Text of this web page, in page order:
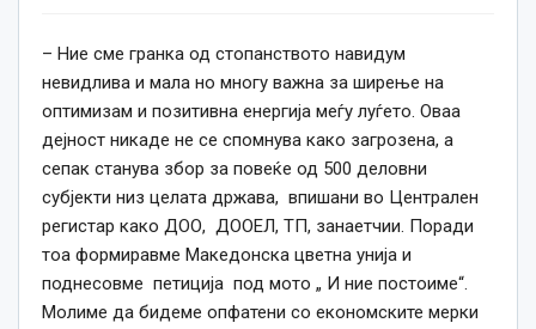
– Ние сме гранка од стопанството навидум
невидлива и мала но многу важна за ширење на
оптимизам и позитивна енергија меѓу луѓето. Оваа
дејност никаде не се спомнува како загрозена, а
сепак станува збор за повеќе од 500 деловни
субјекти низ целата држава, впишани во Централен
регистар како ДОО, ДООЕЛ, ТП, занаетчии. Поради
тоа формиравме Македонска цветна унија и
поднесовме петиција под мото „ И ние постоиме“.
Молиме да бидеме опфатени со економските мерки